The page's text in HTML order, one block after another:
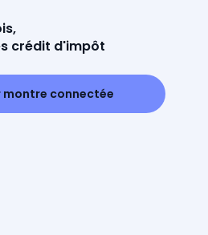
crédit d'impôt
montre connectée